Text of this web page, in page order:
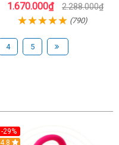
1.670.000₫ 2.288.000₫
(790)
4 5
-29%
Hot
4.8